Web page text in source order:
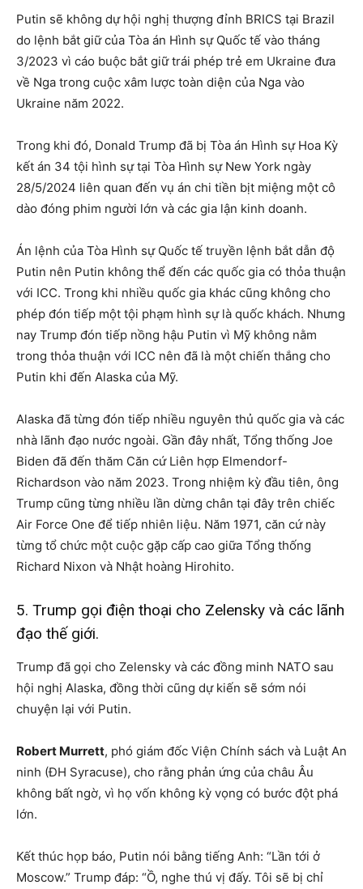
Putin sẽ không dự hội nghị thượng đỉnh BRICS tại Brazil
do lệnh bắt giữ của Tòa án Hình sự Quốc tế vào tháng
3/2023 vì cáo buộc bắt giữ trái phép trẻ em Ukraine đưa
về Nga trong cuộc xâm lược toàn diện của Nga vào
Ukraine năm 2022.
Trong khi đó, Donald Trump đã bị Tòa án Hình sự Hoa Kỳ
kết án 34 tội hình sự tại Tòa Hình sự New York ngày
28/5/2024 liên quan đến vụ án chi tiền bịt miệng một cô
dào đóng phim người lớn và các gia lận kinh doanh.
Án lệnh của Tòa Hình sự Quốc tế truyền lệnh bắt dẫn độ
Putin nên Putin không thể đến các quốc gia có thỏa thuận
với ICC. Trong khi nhiều quốc gia khác cũng không cho
phép đón tiếp một tội phạm hình sự là quốc khách. Nhưng
nay Trump đón tiếp nồng hậu Putin vì Mỹ không nằm
trong thỏa thuận với ICC nên đã là một chiến thắng cho
Putin khi đến Alaska của Mỹ.
Alaska đã từng đón tiếp nhiều nguyên thủ quốc gia và các
nhà lãnh đạo nước ngoài. Gần đây nhất, Tổng thống Joe
Biden đã đến thăm Căn cứ Liên hợp Elmendorf-
Richardson vào năm 2023. Trong nhiệm kỳ đầu tiên, ông
Trump cũng từng nhiều lần dừng chân tại đây trên chiếc
Air Force One để tiếp nhiên liệu. Năm 1971, căn cứ này
từng tổ chức một cuộc gặp cấp cao giữa Tổng thống
Richard Nixon và Nhật hoàng Hirohito.
5. Trump gọi điện thoại cho Zelensky và các lãnh
đạo thế giới.
Trump đã gọi cho Zelensky và các đồng minh NATO sau
hội nghị Alaska, đồng thời cũng dự kiến sẽ sớm nói
chuyện lại với Putin.
Robert Murrett, phó giám đốc Viện Chính sách và Luật An
ninh (ĐH Syracuse), cho rằng phản ứng của châu Âu
không bất ngờ, vì họ vốn không kỳ vọng có bước đột phá
lớn.
Kết thúc họp báo, Putin nói bằng tiếng Anh: “Lần tới ở
Moscow.” Trump đáp: “Ồ, nghe thú vị đấy. Tôi sẽ bị chỉ